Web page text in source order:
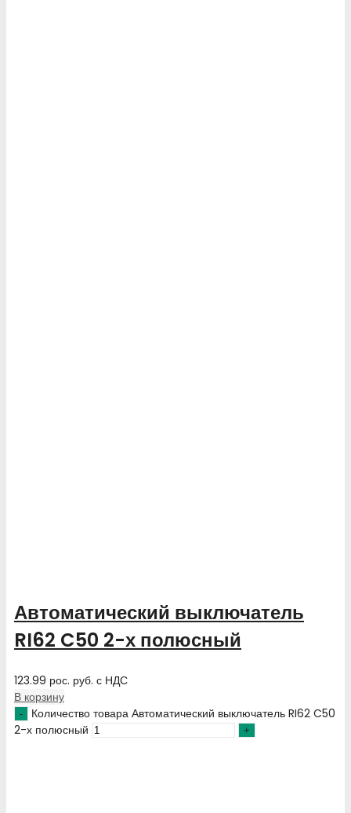
Автоматический выключатель
RI62 C50 2-х полюсный
123.99 рос. руб. с НДС
В корзину
Количество товара Автоматический выключатель RI62 C50
2-х полюсный